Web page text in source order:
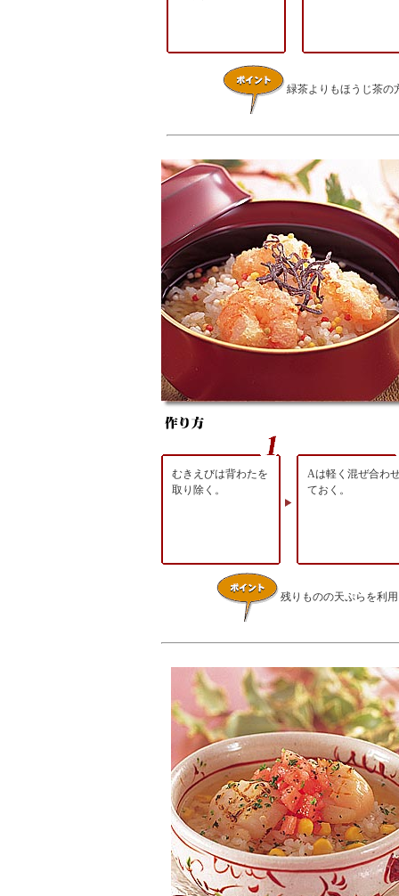
緑茶よりもほうじ茶の
むきえびは背わたを
取り除く。
Aは軽く混ぜ合わ
ておく。
残りものの天ぷらを利